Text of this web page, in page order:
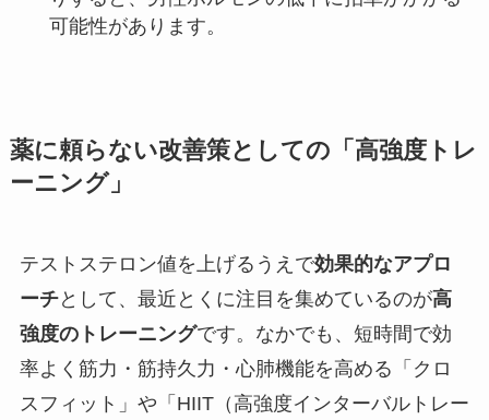
可能性があります。
薬に頼らない改善策としての「高強度トレ
ーニング」
テストステロン値を上げるうえで効果的なアプロ
ーチとして、最近とくに注目を集めているのが高
強度のトレーニングです。なかでも、短時間で効
率よく筋力・筋持久力・心肺機能を高める「クロ
スフィット」や「HIIT（高強度インターバルトレー